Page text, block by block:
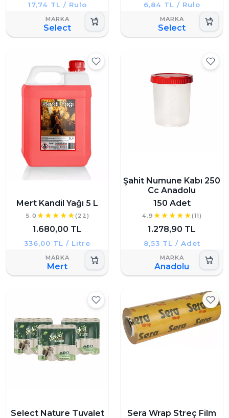
17,74 TL / Rulo
Select
6,84 TL / Rulo
Select
Mert Kandil Yağı 5 L
5.0 (22)
1.680,00 TL
336,00 TL / Litre
Mert
Şahit Numune Kabı 250
Cc Anadolu
150 Adet
4.9 (11)
1.278,90 TL
8,53 TL / Adet
Anadolu
Select Nature Tuvalet
Sera Wrap Streç Film